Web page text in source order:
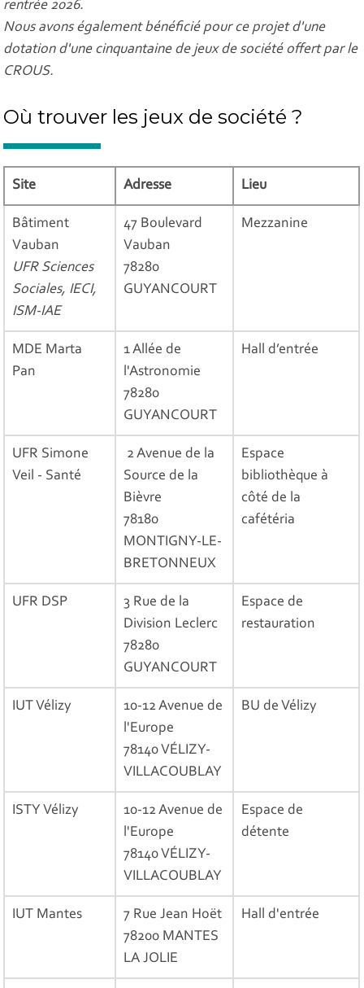
rentrée 2026.
Nous avons également bénéficié pour ce projet d'une
dotation d'une cinquantaine de jeux de société offert par le
CROUS.
Où trouver les jeux de société ?
Site Adresse Lieu
Bâtiment
Vauban
UFR Sciences
Sociales, IECI,
ISM-IAE
47 Boulevard
Vauban
78280
GUYANCOURT
Mezzanine
MDE Marta
Pan
1 Allée de
l'Astronomie
78280
GUYANCOURT
Hall d’entrée
UFR Simone
Veil - Santé
2 Avenue de la
Source de la
Bièvre
78180
MONTIGNY-LE-
BRETONNEUX
Espace
bibliothèque à
côté de la
cafétéria
UFR DSP
3 Rue de la
Division Leclerc
78280
GUYANCOURT
Espace de
restauration
IUT Vélizy
10-12 Avenue de
l'Europe
78140 VÉLIZY-
VILLACOUBLAY
BU de Vélizy
ISTY Vélizy
10-12 Avenue de
l'Europe
78140 VÉLIZY-
VILLACOUBLAY
Espace de
détente
IUT Mantes
7 Rue Jean Hoët
78200 MANTES
LA JOLIE
Hall d'entrée